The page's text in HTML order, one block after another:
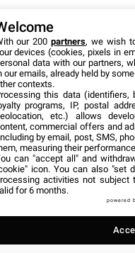
ALINA
le cas des deux
aura lieu auParc des
seront
de l’agroalimentaire,
spécifique à la
peut également
innovations
. Que ce soit à travers de
our 200partners, we wish
devices (cookies, pixels in
data with our partners,
our emails, already held by
contexts.
this data (identifiers,
programs, IP, postal
etc.) allows
commercial offers and
by email, post, SMS,
measuring their
can "accept all" and
icon. You can also "set
activities not subject
for 6 months.
powered